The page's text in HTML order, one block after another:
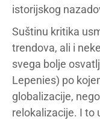
istorijskog
Suštinu kritika
trendova, ali i
svega bolje
Lepenies) po
globalizacije,
relokalizacije. I to